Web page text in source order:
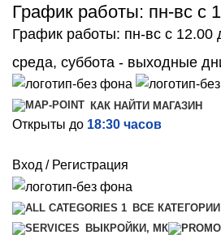
График работы: пн-вс с
График работы: пн-вс с 12.00
среда, суббота - выходные
КАК НАЙТИ МАГАЗИН
Открыты до 18:30 часов
Вход / Регистрация
ВСЕ КАТЕГОРИИ
ВЫКРОЙКИ, МК